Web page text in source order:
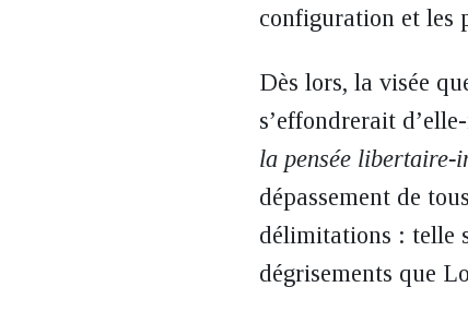
configuration et les
Dès lors, la visée
s’effondrerait
la pensée libertaire-
dépassement de
délimitations : telle
dégrisements que